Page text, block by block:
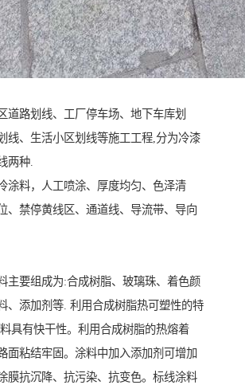
道路划线、工厂停车场、地下车库划
线、生活小区划线等施工工程,分为冷漆
两种.
涂料，人工喷涂、厚度均匀、色泽清
、禁停黄线区、通道线、导流带、导向
主要组成为:合成树脂、玻璃珠、着色颜
、添加剂等. 利用合成树脂热可塑性的特
具有快干性。利用合成树脂的热熔着
面粘结牢固。涂料中加入添加剂可增加
膜抗沉降、抗污染、抗变色。标线涂料